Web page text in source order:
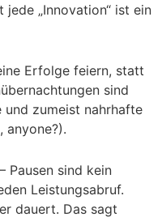
„Innovation“ ist ein
Erfolge feiern, statt
sind
und zumeist nahrhafte
anyone?).
Pausen sind kein
Leistungsabruf.
dauert. Das sagt